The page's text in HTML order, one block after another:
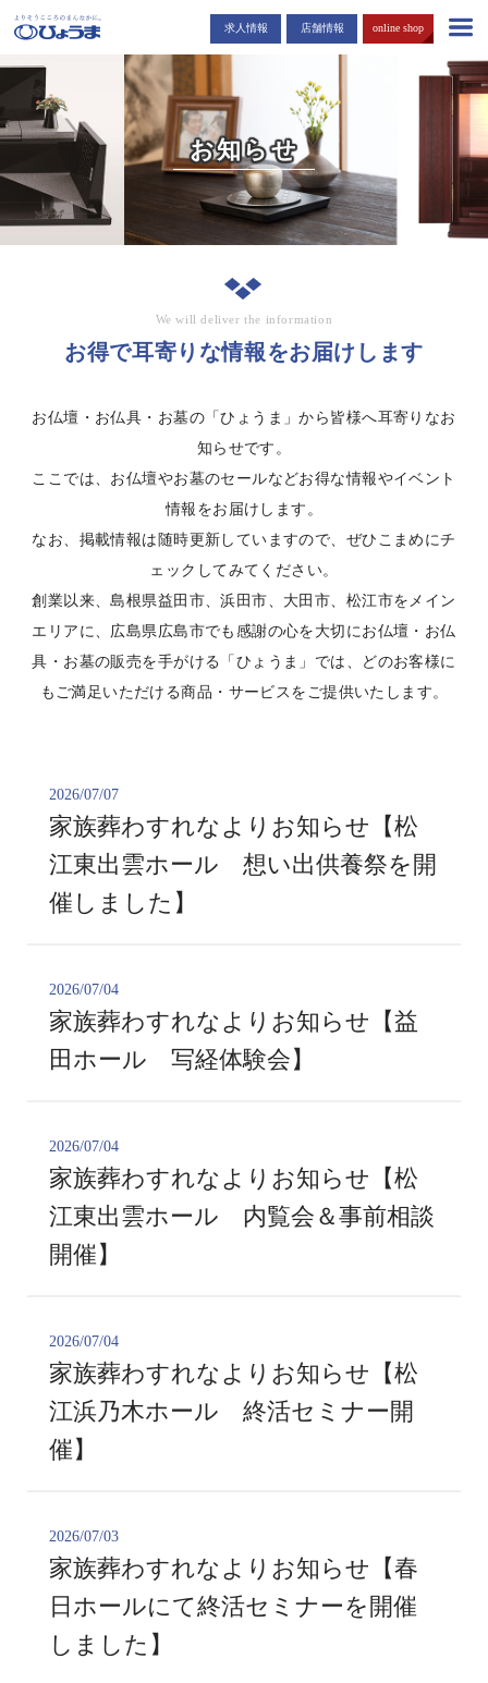
島根・広島市でお仏壇・お墓を販売する「ひょうま」から耳寄りな情報
をお届けします。
求人情報 店舗情報 online shop
お知らせ
We will deliver the information
お得で耳寄りな情報をお届けします
お仏壇・お仏具・お墓の「ひょうま」から皆様へ耳寄りなお
知らせです。
ここでは、お仏壇やお墓のセールなどお得な情報やイベント
情報をお届けします。
なお、掲載情報は随時更新していますので、ぜひこまめにチ
ェックしてみてください。
創業以来、島根県益田市、浜田市、大田市、松江市をメイン
エリアに、広島県広島市でも感謝の心を大切にお仏壇・お仏
具・お墓の販売を手がける「ひょうま」では、どのお客様に
もご満足いただける商品・サービスをご提供いたします。
2026/07/07
家族葬わすれなよりお知らせ【松
江東出雲ホール 想い出供養祭を開
催しました】
2026/07/04
家族葬わすれなよりお知らせ【益
田ホール 写経体験会】
2026/07/04
家族葬わすれなよりお知らせ【松
江東出雲ホール 内覧会＆事前相談
開催】
2026/07/04
家族葬わすれなよりお知らせ【松
江浜乃木ホール 終活セミナー開
催】
2026/07/03
家族葬わすれなよりお知らせ【春
日ホールにて終活セミナーを開催
しました】